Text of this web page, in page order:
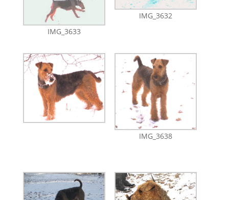
IMG_3633
IMG_3632
IMG_3638